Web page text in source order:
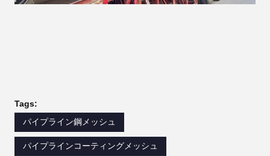
Tags:
パイプライン鋼メッシュ
パイプラインコーティングメッシュ